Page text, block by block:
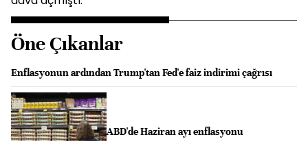
Öne Çıkanlar
Enflasyonun ardından Trump'tan Fed'e faiz indirimi çağrısı
ABD'de Haziran ayı enflasyonu